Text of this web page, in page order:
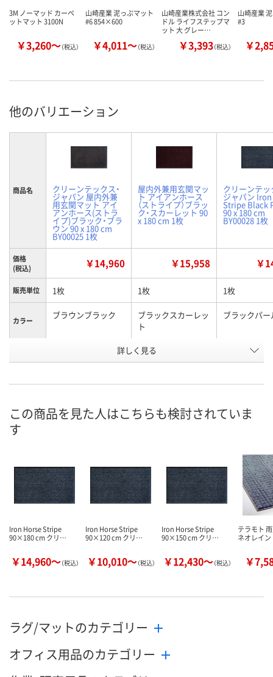
3M ノーマッド カーペ
ットマット 3100N
￥3,260～（税込）
山崎産業 泥っぷマット
#6 854×600
￥4,011～（税込）
山崎産業株式会社 コン
ドル ライフステップマ
ット 大 グレー…
￥3,393（税込）
山崎産業
#3
￥
他のバリエーション
商品名 クリーンテックス・
ジャパン 屋内外兼
用玄関マット アイ
アンホース(ストラ
イプ)ブラック・ブラ
ウン 90 x 180 cm
BY00025 1枚
屋内外兼用玄関マッ
ト アイアンホース
（ストライプ）ブラッ
ク・スカーレット 90
x 180 cm 1枚
クリーンテッ
ジャパン
Stripe Black
90 x 180 cm
BY00028 1枚
価格
(税込)
￥14,960 ￥15,958 ￥
販売単位 1枚 1枚 1枚
カラー ブラウンブラック
ブラックスカーレッ
ト
ブラックパー
E692416 E692404
8月11日（火）
カ
詳しく見る
この商品を見た人はこちらも検討されていま
す
Iron Horse Stripe
90×180 cm クリ…
￥14,960～（税込）
Iron Horse Stripe
90×120 cm クリ…
￥10,010～（税込）
Iron Horse Stripe
90×150 cm クリ…
￥12,430～（税込）
テラモト
ネオレイン
￥
ラグ/マットのカテゴリー
オフィス用品のカテゴリー